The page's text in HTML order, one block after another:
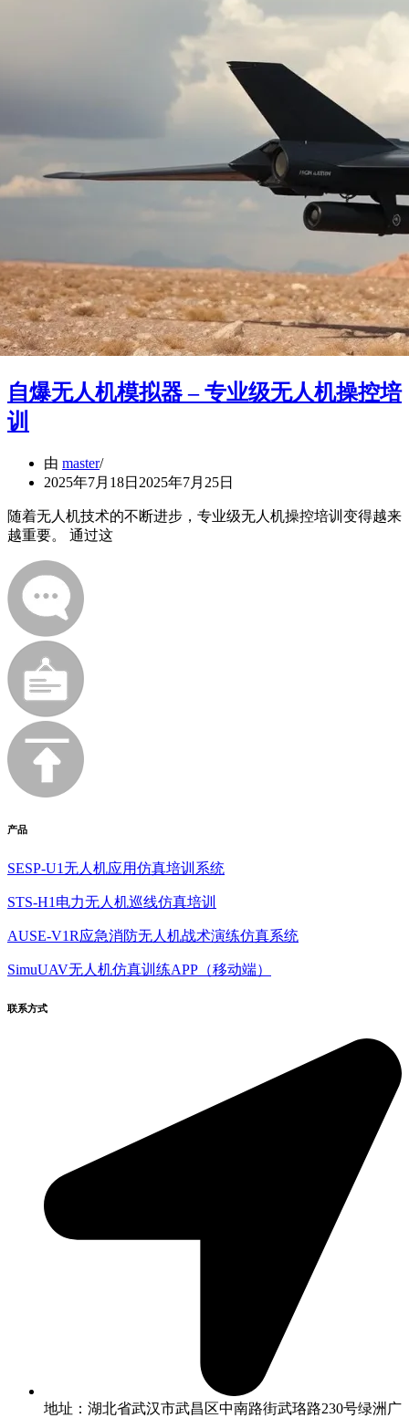
自爆无人机模拟器 – 专业级无人机操控培
训
由 master
2025年7月18日 2025年7月25日
随着无人机技术的不断进步，专业级无人机操控培训变得越来
越重要。 通过这
产品
SESP-U1无人机应用仿真培训系统
STS-H1电力无人机巡线仿真培训
AUSE-V1R应急消防无人机战术演练仿真系统
SimuUAV无人机仿真训练APP（移动端）
联系方式
地址：湖北省武汉市武昌区中南路街武珞路230号绿洲广